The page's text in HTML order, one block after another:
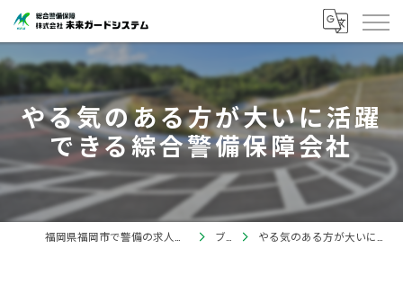
やる気のある方が大いに活躍
できる綜合警備保障会社
ブログ やる気のある方が大いに活躍できる綜合警備保障会社